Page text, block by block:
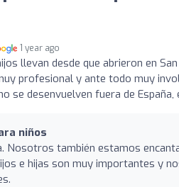
1 year ago
llevan desde que abrieron en
profesional y ante todo muy
se desenvuelven fuera de
niños
Nosotros también estamos
e hijas son muy importantes y